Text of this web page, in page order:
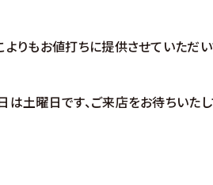
よりもお値打ちに提供させていただい
は土曜日です、ご来店をお待ちいたし